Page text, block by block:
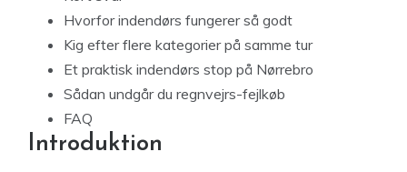
Hvorfor indendørs fungerer så godt
Kig efter flere kategorier på samme tur
Et praktisk indendørs stop på Nørrebro
Sådan undgår du regnvejrs-fejlkøb
FAQ
Introduktion